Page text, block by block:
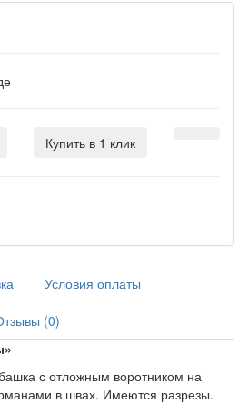
Купить в 1 клик
Условия оплаты
(0)
с отложным воротником на
в швах. Имеются разрезы.